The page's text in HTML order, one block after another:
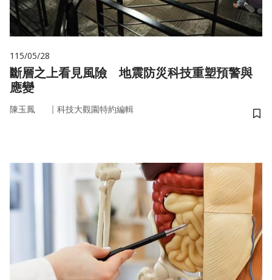
115/05/28
斷層之上看見風險 地震防災科技重塑預警與
應變
陳玉鳳 ｜ 科技大觀園特約編輯
儲